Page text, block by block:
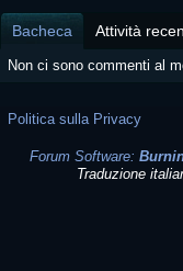
Bacheca Attività
Non ci sono commenti al
Politica sulla Privacy
Forum Software:
Traduzione